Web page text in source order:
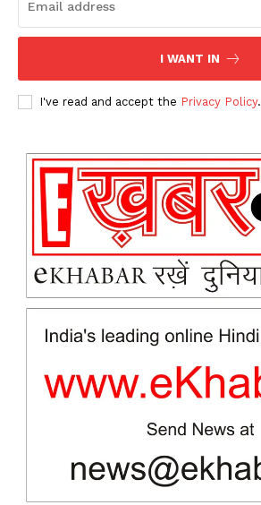
Company
Contact us
Subscription Plans
My account
I WANT IN
I've read and accept the Privacy Policy.